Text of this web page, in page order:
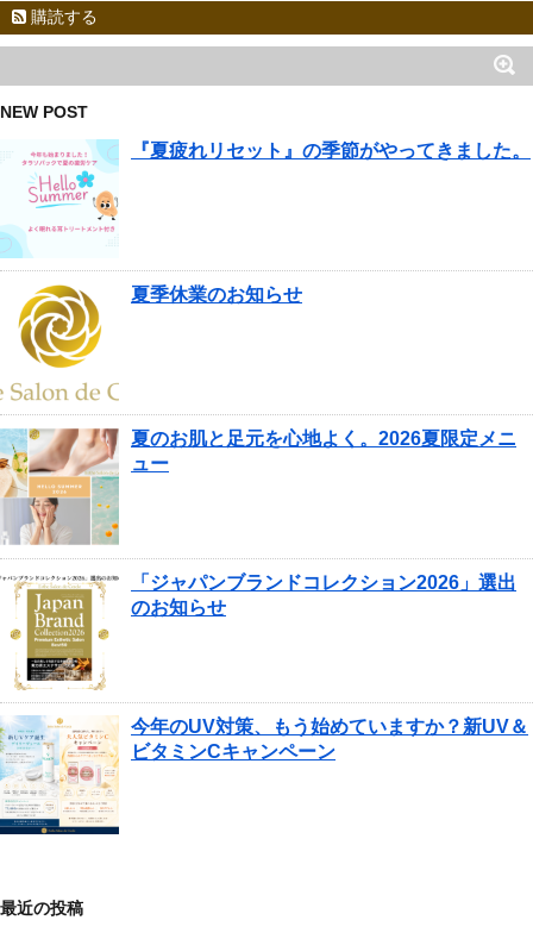
購読する
NEW POST
『夏疲れリセット』の季節がやってきました。
夏季休業のお知らせ
夏のお肌と足元を心地よく。2026夏限定メニ
ュー
「ジャパンブランドコレクション2026」選出
のお知らせ
今年のUV対策、もう始めていますか？新UV＆
ビタミンCキャンペーン
最近の投稿